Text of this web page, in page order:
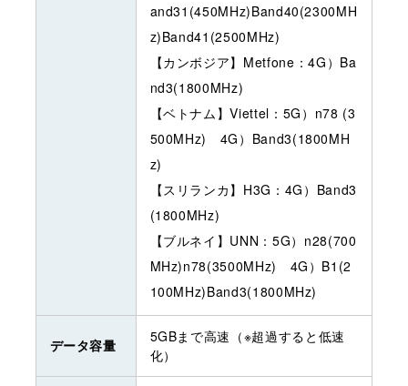
and31(450MHz)Band40(2300MH
z)Band41(2500MHz)
【カンボジア】Metfone：4G）Ba
nd3(1800MHz)
【ベトナム】Viettel：5G）n78 (3
500MHz) 4G）Band3(1800MH
z)
【スリランカ】H3G：4G）Band3
(1800MHz)
【ブルネイ】UNN：5G）n28(700
MHz)n78(3500MHz) 4G）B1(2
100MHz)Band3(1800MHz)
データ容量
5GBまで高速（※超過すると低速
化）